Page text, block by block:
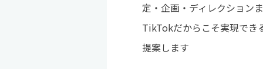
定・企画・ディレクション
TikTokだからこそ実現でき
提案します